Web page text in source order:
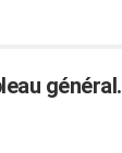
général.